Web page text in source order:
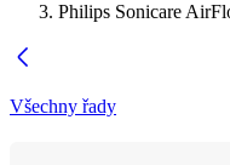
Philips Sonicare
Všechny řady